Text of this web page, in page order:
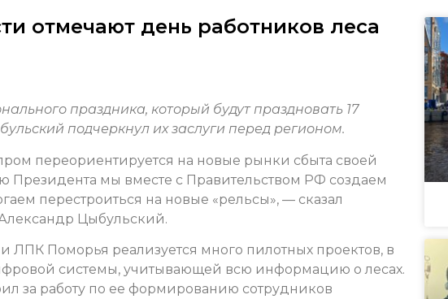
отмечают день работников леса
праздника, который будут праздновать 17
подчеркнул их заслуги перед регионом.
переориентируется на новые рынки сбыта своей
Президента мы вместе с Правительством РФ создаем
перестроиться на новые «рельсы», — сказал
Цыбульский.
ЛПК Поморья реализуется много пилотных проектов, в
системы, учитывающей всю информацию о лесах.
за работу по ее формированию сотрудников